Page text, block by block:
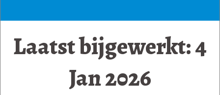
Laatst bijgewerkt: 4
Jan 2026